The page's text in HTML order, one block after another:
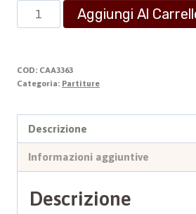
Partita
per
quantità
Aggiungi Al
COD: CAA3363
Categoria: Partiture
Descrizione
Informazioni aggiuntive
Descrizione